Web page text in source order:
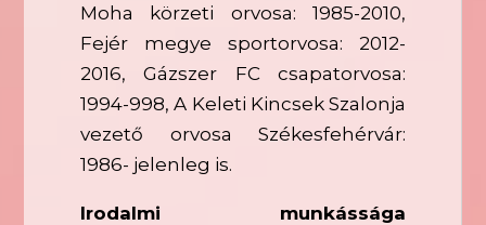
Moha körzeti orvosa: 1985-2010,
Fejér megye sportorvosa: 2012-
2016, Gázszer FC csapatorvosa:
1994-998, A Keleti Kincsek Szalonja
vezető orvosa Székesfehérvár:
1986- jelenleg is.
Irodalmi munkássága